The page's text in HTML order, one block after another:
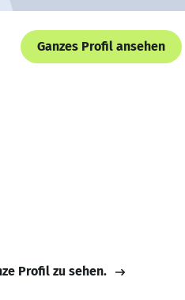
Ganzes Profil ansehen
Profil zu sehen.